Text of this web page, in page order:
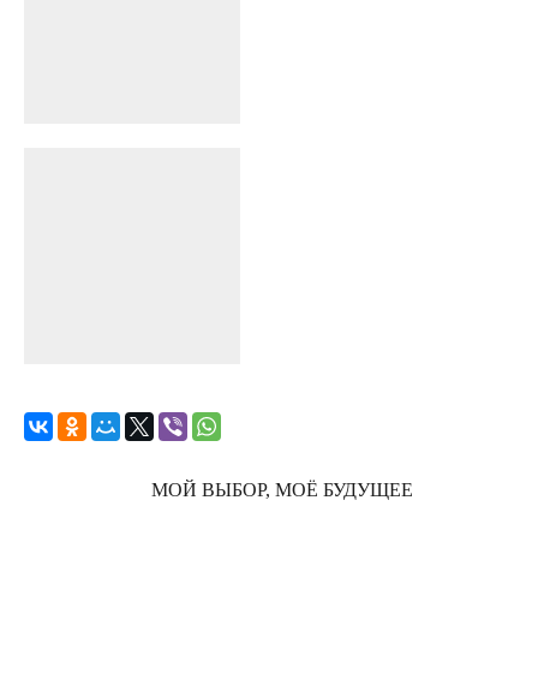
МОЙ ВЫБОР, МОЁ БУДУЩЕЕ